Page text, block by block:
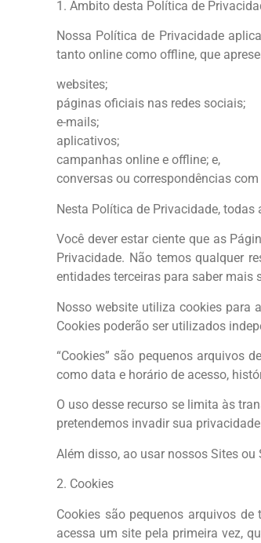
1. Âmbito desta Política de
Nossa Política de Privacidade
tanto online como offline, que
websites;
páginas oficiais nas redes sociais;
e-mails;
aplicativos;
campanhas online e offline; e,
conversas ou correspondências
Nesta Política de Privacidade, todas
Você dever estar ciente que as
Privacidade. Não temos qualquer
entidades terceiras para saber mais
Nosso website utiliza cookies para
Cookies poderão ser utilizados
“Cookies” são pequenos arquivos
como data e horário de acesso,
O uso desse recurso se limita às
pretendemos invadir sua
Além disso, ao usar nossos Sites
2. Cookies
Cookies são pequenos arquivos
acessa um site pela primeira vez,